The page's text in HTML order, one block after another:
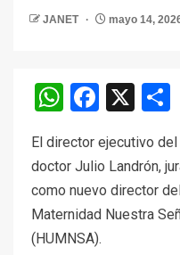
JANET mayo 14,
WhatsApp
X
El director ejecutivo
doctor Julio Landrón,
como nuevo director
Maternidad Nuestra
(HUMNSA).